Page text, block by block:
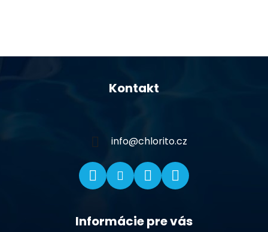
Z
Kontakt
info@chlorito.cz
Informácie pre vás